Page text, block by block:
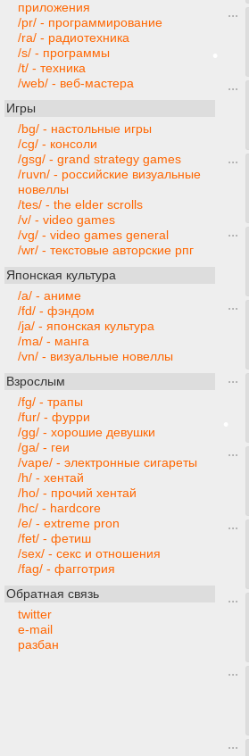
приложения
/pr/ - программирование
/ra/ - радиотехника
/s/ - программы
/t/ - техника
/web/ - веб-мастера
Игры
/bg/ - настольные игры
/cg/ - консоли
/gsg/ - grand strategy games
/ruvn/ - российские визуальные
новеллы
/tes/ - the elder scrolls
/v/ - video games
/vg/ - video games general
/wr/ - текстовые авторские рпг
Японская культура
/a/ - аниме
/fd/ - фэндом
/ja/ - японская культура
/ma/ - манга
/vn/ - визуальные новеллы
Взрослым
/fg/ - трапы
/fur/ - фурри
/gg/ - хорошие девушки
/ga/ - геи
/vape/ - электронные сигареты
/h/ - хентай
/ho/ - прочий хентай
/hc/ - hardcore
/e/ - extreme pron
/fet/ - фетиш
/sex/ - секс и отношения
/fag/ - фагготрия
Обратная связь
twitter
e-mail
разбан